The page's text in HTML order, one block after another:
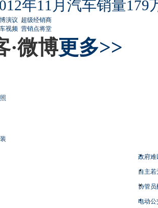
年11月汽车销量179
演议 超级经销商
视频 营销点将堂
·微博更多>>
政府难
自主
协管员
电动